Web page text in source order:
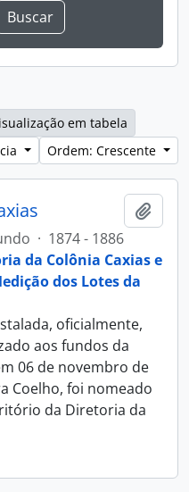
em tabela
Ordem: Crescente
· 1874 - 1886
da Colônia Caxias e
dos Lotes da
oficialmente,
aos fundos da
06 de novembro de
Coelho, foi nomeado
da Diretoria da